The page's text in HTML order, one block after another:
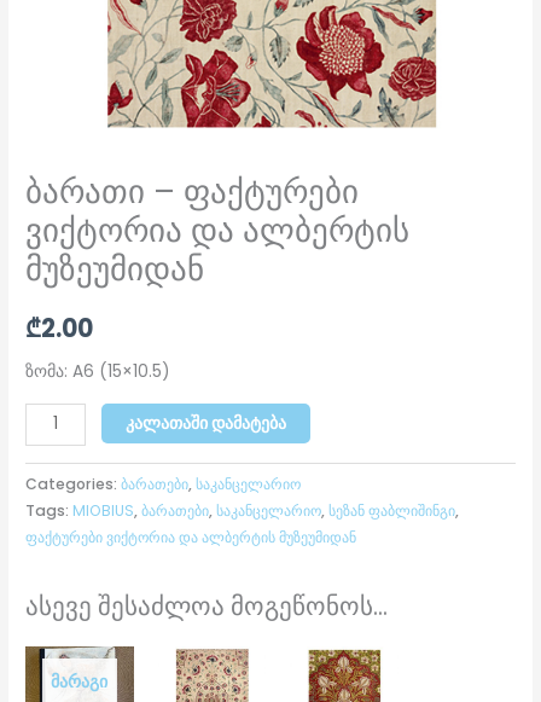
ბარათი – ფაქტურები
ვიქტორია და ალბერტის
მუზეუმიდან
₾2.00
ზომა: A6 (15×10.5)
ᲙᲐᲚᲐᲗᲐᲨᲘ ᲓᲐᲛᲐᲢᲔᲑᲐ
Categories:ბარათები,საკანცელარიო
Tags: MIOBIUS,ბარათები,საკანცელარიო,სეზან ფაბლიშინგი,
ფაქტურები ვიქტორია და ალბერტის მუზეუმიდან
ასევე შესაძლოა მოგეწონოს...
ᲛᲐᲠᲐᲒᲘ